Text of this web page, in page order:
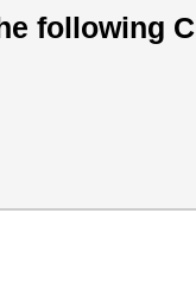
following